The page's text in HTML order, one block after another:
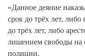
«Данное деяние
срок до трёх лет,
до трёх лет, либо
лишением свободы на
полиции.